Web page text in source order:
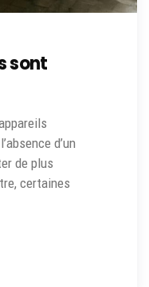
sont
d’un
de plus
certaines